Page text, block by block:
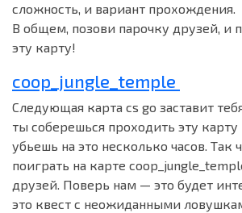
сложность, и вариант прохождения.
В общем, позови парочку друзей, и
эту карту!
coop_jungle_temple
Следующая карта cs go заставит
ты соберешься проходить эту
убьешь на это несколько часов. Так
поиграть на карте
друзей. Поверь нам — это будет
это квест с неожиданными